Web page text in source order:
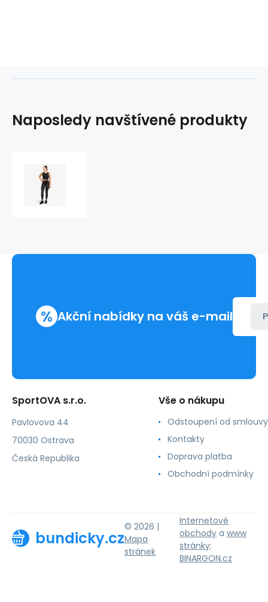
Naposledy navštívené produkty
-
% Akční nabídky na váš e-mail
SportOVA s.r.o.
Pavlovova 44
70030 Ostrava
Česká Republika
Vše o nákupu
Odstoupení od smlouvy
Kontakty
Doprava platba
Obchodní podmínky
bundicky.cz
© 2026 |
Mapa
stránek
Internetové
obchody a www
stránky:
BINARGON.cz